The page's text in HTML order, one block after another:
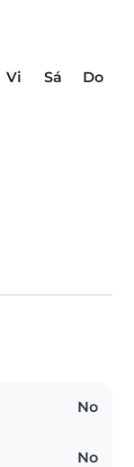
Vi Sá
Do
No
No